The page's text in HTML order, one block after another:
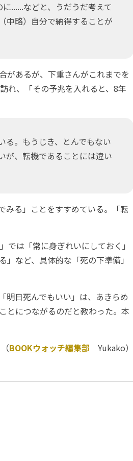
......などと、うだうだ考えて
中略）自分で納得することが
があるが、下重さんがこれまでを
れ、「その予兆を入れると、8年
る。もうじき、とんでもない
が、転機であることには違い
みる」ことをすすめている。「転
は「常に身ぎれいにしておく」
」など、具体的な「死の下準備」
明日死んでもいい」は、あきらめ
とにつながるのだと教わった。本
（BOOKウォッチ編集部 Yukako）